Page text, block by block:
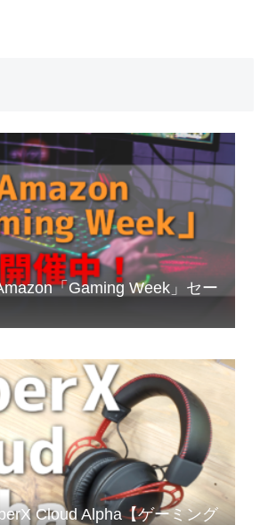
「Gaming Week」セー
Cloud Alpha【ゲーミング